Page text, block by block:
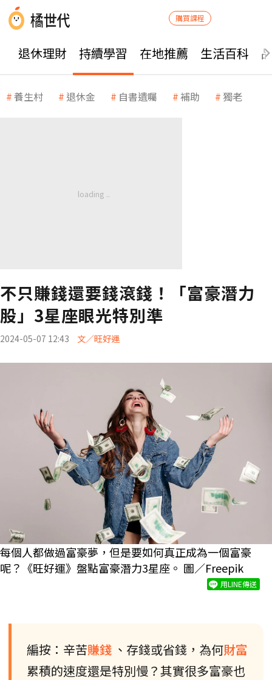
購買課程
退休理財 持續學習 在地推薦 生活百科
養生村 退休金 自書遺囑 補助 獨老
不只賺錢還要錢滾錢！「富豪潛力
股」3星座眼光特別準
2024-05-07 12:43 文／旺好運
每個人都做過富豪夢，但是要如何真正成為一個富豪
呢？《旺好運》盤點富豪潛力3星座。 圖／Freepik
用LINE傳送
編按：辛苦賺錢 、存錢或省錢，為何財富
累積的速度還是特別慢？其實很多富豪也